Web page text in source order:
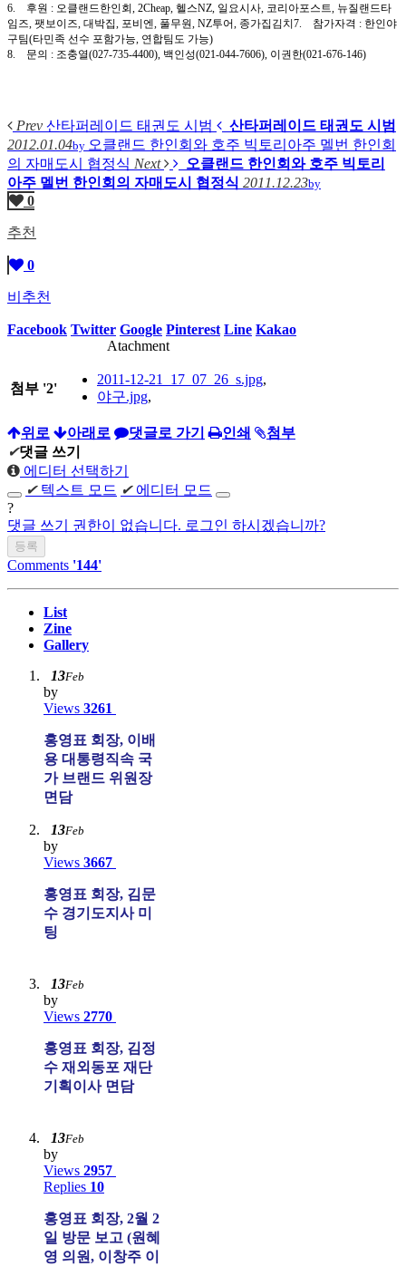
6. 후원 : 오클랜드한인회, 2Cheap, 헬스NZ, 일요시사, 코리아포스트, 뉴질랜드타
임즈, 팻보이즈, 대박집, 포비엔, 풀무원, NZ투어, 종가집김치7. 참가자격 : 한인야
구팀(타민족 선수 포함가능, 연합팀도 가능)
8. 문의 : 조충열(027-735-4400), 백인성(021-044-7606), 이권한(021-676-146)
Prev 산타퍼레이드 태권도 시범
산타퍼레이드 태권도 시범
2012.01.04by 오클랜드 한인회와 호주 빅토리아주 멜번 한인회
의 자매도시 협정식 Next
오클랜드 한인회와 호주 빅토리
아주 멜번 한인회의 자매도시 협정식 2011.12.23by
0
추천
0
비추천
Facebook Twitter Google Pinterest Line Kakao
Atachment
첨부 '2'
2011-12-21_17_07_26_s.jpg,
야구.jpg,
위로 아래로 댓글로 가기 인쇄
첨부
✔댓글 쓰기
에디터 선택하기
✔ 텍스트 모드 ✔ 에디터 모드
?
댓글 쓰기 권한이 없습니다. 로그인 하시겠습니까?
Comments '144'
List
Zine
Gallery
13Feb
by
Views 3261
홍영표 회장, 이배
용 대통령직속 국
가 브랜드 위원장
면담
13Feb
by
Views 3667
홍영표 회장, 김문
수 경기도지사 미
팅
13Feb
by
Views 2770
홍영표 회장, 김정
수 재외동포 재단
기획이사 면담
13Feb
by
Views 2957
Replies 10
홍영표 회장, 2월 2
일 방문 보고 (원혜
영 의원, 이창주 이